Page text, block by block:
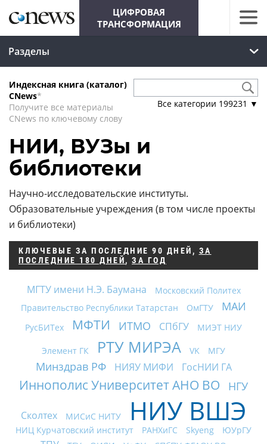
ЦИФРОВАЯ
ТРАНСФОРМАЦИЯ
Разделы
Индексная книга (каталог)
CNews*
Получите все материалы
CNews по ключевому слову
Все категории 199231 ▼
НИИ, ВУЗы и
библиотеки
Научно-исследовательские институты.
Образовательные учреждения (в том числе проекты
и библиотеки)
КЛЮЧЕВЫЕ ЗА ПОСЛЕДНИЕ 90 ДНЕЙ , ЗА
ПОСЛЕДНИЕ 180 ДНЕЙ, ЗА ГОД
МГТУ имени Н.Э. Баумана
Московский Политех
Правительство Республики Татарстан
ОмГТУ МАИ
РусБИТех МФТИ ИТМО СПбГУ МИЭТ НИУ
Элемент ГК РТУ МИРЭА VK МГУ
Минздрав РФ НИЯУ МИФИ ГосНИИ ГА
Иннополис Университет АНО ВО НГУ
Сколтех МИСиС НИТУ НИУ ВШЭ
НИЦ Курчатовский институт РАНХиГС Skyeng ЮУрГУ